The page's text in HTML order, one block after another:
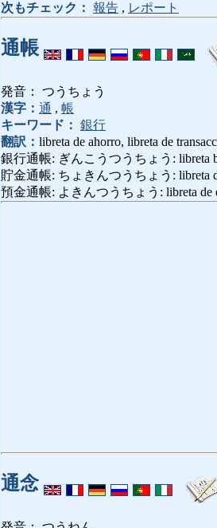
次もチェック： 報告 , レポート
通帳
発音： つうちょう
漢字： 通 , 帳
キーワード： 銀行
翻訳： libreta de ahorro, libreta de
銀行通帳: ぎんこうつうちょう: libreta
貯金通帳: ちょきんつうちょう: libreta
預金通帳: よきんつうちょう: libreta de
通念